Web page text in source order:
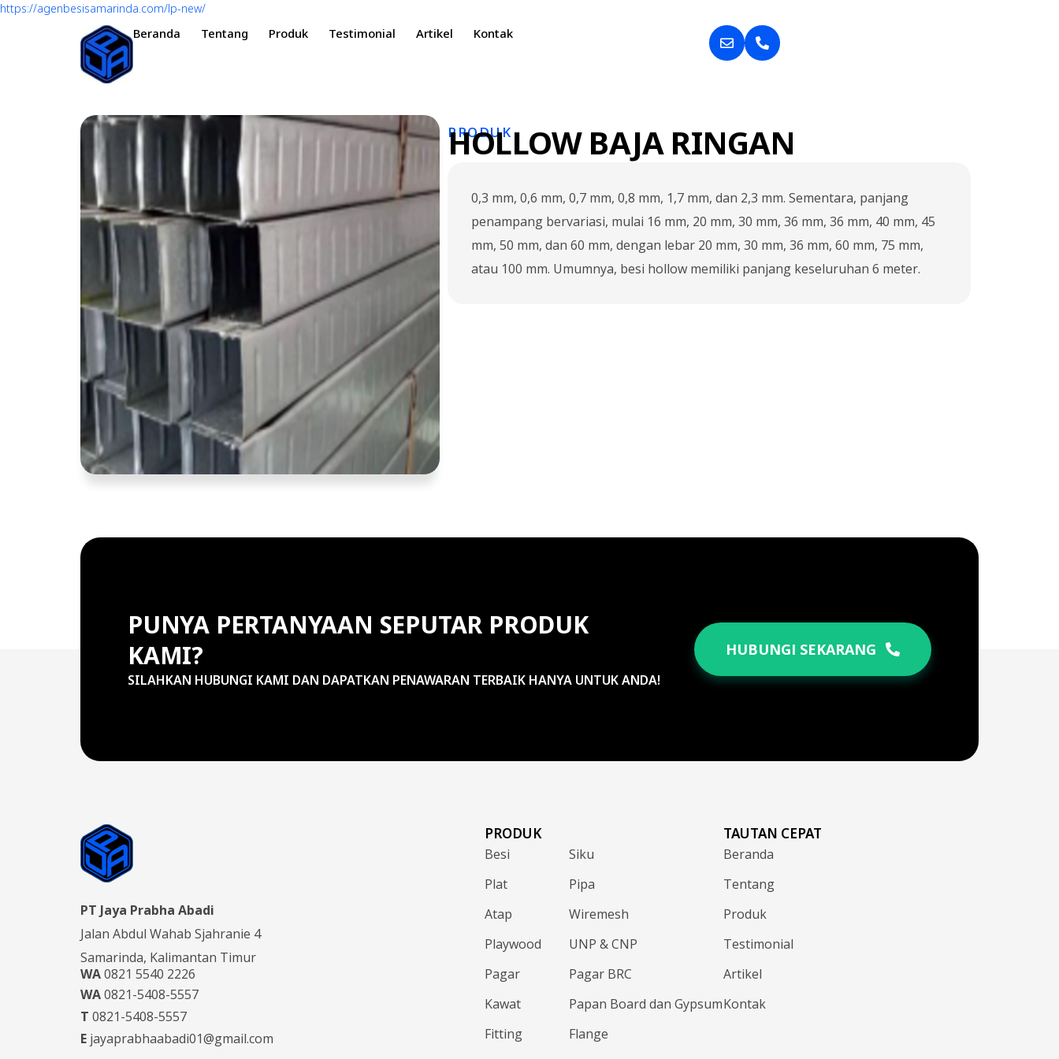
https://agenbesisamarinda.com/lp-new/
Beranda Tentang Produk Testimonial Artikel Kontak
PRODUK
HOLLOW BAJA RINGAN
0,3 mm, 0,6 mm, 0,7 mm, 0,8 mm, 1,7 mm, dan 2,3 mm. Sementara, panjang
penampang bervariasi, mulai 16 mm, 20 mm, 30 mm, 36 mm, 36 mm, 40 mm, 45
mm, 50 mm, dan 60 mm, dengan lebar 20 mm, 30 mm, 36 mm, 60 mm, 75 mm,
atau 100 mm. Umumnya, besi hollow memiliki panjang keseluruhan 6 meter.
PUNYA PERTANYAAN SEPUTAR PRODUK
KAMI?
SILAHKAN HUBUNGI KAMI DAN DAPATKAN PENAWARAN TERBAIK HANYA UNTUK ANDA!
HUBUNGI SEKARANG
PT Jaya Prabha Abadi
Jalan Abdul Wahab Sjahranie 4
Samarinda, Kalimantan Timur
WA0821 5540 2226
WA0821-5408-5557
T 0821-5408-5557
E jayaprabhaabadi01@gmail.com
PRODUK
Besi
Siku
Plat
Pipa
Atap
Wiremesh
Playwood
UNP & CNP
Pagar
Pagar BRC
Kawat
Papan Board dan Gypsum
Fitting
Flange
TAUTAN CEPAT
Beranda
Tentang
Produk
Testimonial
Artikel
Kontak